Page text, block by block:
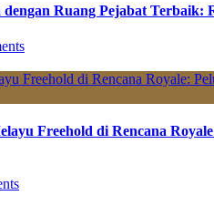
Ruang Pejabat Terbaik:
Freehold di Rencana Royale:
Freehold di Rencana